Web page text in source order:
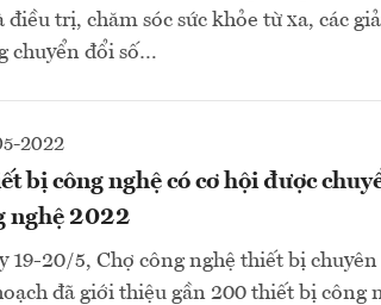
điều trị, chăm sóc sức khỏe từ xa, các
chuyển đổi số…
2022
bị công nghệ có cơ hội được
nghệ 2022
19-20/5, Chợ công nghệ thiết bị
đã giới thiệu gần 200 thiết bị công